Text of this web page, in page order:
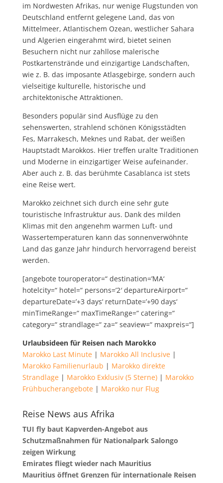
im Nordwesten Afrikas, nur wenige Flugstunden von
Deutschland entfernt gelegene Land, das von
Mittelmeer, Atlantischem Ozean, westlicher Sahara
und Algerien eingerahmt wird, bietet seinen
Besuchern nicht nur zahllose malerische
Postkartenstrände und einzigartige Landschaften,
wie z. B. das imposante Atlasgebirge, sondern auch
vielseitige kulturelle, historische und
architektonische Attraktionen.
Besonders populär sind Ausflüge zu den
sehenswerten, strahlend schönen Königsstädten
Fes, Marrakesch, Meknes und Rabat, der weißen
Hauptstadt Marokkos. Hier treffen uralte Traditionen
und Moderne in einzigartiger Weise aufeinander.
Aber auch z. B. das berühmte Casablanca ist stets
eine Reise wert.
Marokko zeichnet sich durch eine sehr gute
touristische Infrastruktur aus. Dank des milden
Klimas mit den angenehm warmen Luft- und
Wassertemperaturen kann das sonnenverwöhnte
Land das ganze Jahr hindurch hervorragend bereist
werden.
[angebote touroperator=“ destination=’MA‘
hotelcity=“ hotel=“ persons=’2′ departureAirport=“
departureDate=’+3 days‘ returnDate=’+90 days‘
minTimeRange=“ maxTimeRange=“ catering=“
category=“ strandlage=“ za=“ seaview=“ maxpreis=“]
Urlaubsideen für Reisen nach Marokko
Marokko Last Minute| Marokko All Inclusive|
Marokko Familienurlaub | Marokko direkte
Strandlage| Marokko Exklusiv (5 Sterne)| Marokko
Frühbucherangebote| Marokko nur Flug
Reise News aus Afrika
TUI fly baut Kapverden-Angebot aus
Schutzmaßnahmen für Nationalpark Salongo
zeigen Wirkung
Emirates fliegt wieder nach Mauritius
Mauritius öffnet Grenzen für internationale Reisen